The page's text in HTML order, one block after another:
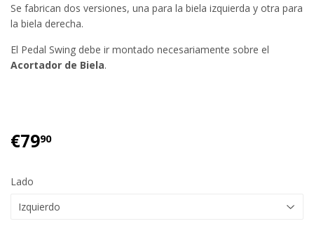
Se fabrican dos versiones, una para la biela izquierda y otra para
la biela derecha.
El Pedal Swing debe ir montado necesariamente sobre el
Acortador de Biela.
€7990€79.90
Lado